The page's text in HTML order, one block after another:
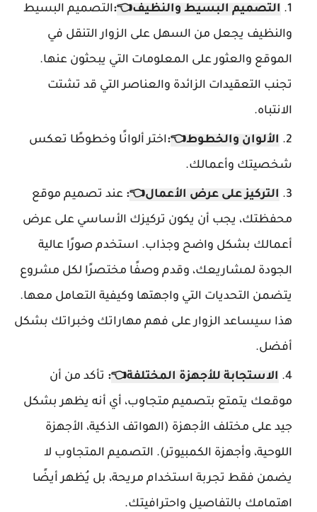
التصميم البسيط والنظيف👈:التصميم البسيط
والنظيف يجعل من السهل على الزوار التنقل في
الموقع والعثور على المعلومات التي يبحثون عنها.
تجنب التعقيدات الزائدة والعناصر التي قد تشتت
الانتباه.
الألوان والخطوط👈:اختر ألوانًا وخطوطًا تعكس
شخصيتك وأعمالك.
التركيز على عرض الأعمال👈
: عند تصميم موقع
محفظتك، يجب أن يكون تركيزك الأساسي على عرض
أعمالك بشكل واضح وجذاب. استخدم صورًا عالية
الجودة لمشاريعك، وقدم وصفًا مختصرًا لكل مشروع
يتضمن التحديات التي واجهتها وكيفية التعامل معها.
هذا سيساعد الزوار على فهم مهاراتك وخبراتك بشكل
أفضل.
الاستجابة للأجهزة المختلفة👈
: تأكد من أن
موقعك يتمتع بتصميم متجاوب، أي أنه يظهر بشكل
جيد على مختلف الأجهزة (الهواتف الذكية، الأجهزة
اللوحية، وأجهزة الكمبيوتر). التصميم المتجاوب لا
يضمن فقط تجربة استخدام مريحة، بل يُظهر أيضًا
اهتمامك بالتفاصيل واحترافيتك.